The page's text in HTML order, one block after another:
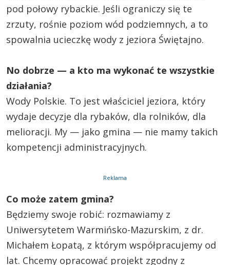
pod połowy rybackie. Jeśli ograniczy się te
zrzuty, rośnie poziom wód podziemnych, a to
spowalnia ucieczkę wody z jeziora Świętajno.
No dobrze — a kto ma wykonać te wszystkie
działania?
Wody Polskie. To jest właściciel jeziora, który
wydaje decyzje dla rybaków, dla rolników, dla
melioracji. My — jako gmina — nie mamy takich
kompetencji administracyjnych.
Reklama
Co może zatem gmina?
Będziemy swoje robić: rozmawiamy z
Uniwersytetem Warmińsko-Mazurskim, z dr.
Michałem Łopatą, z którym współpracujemy od
lat. Chcemy opracować projekt zgodny z